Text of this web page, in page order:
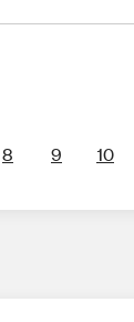
8 9 10